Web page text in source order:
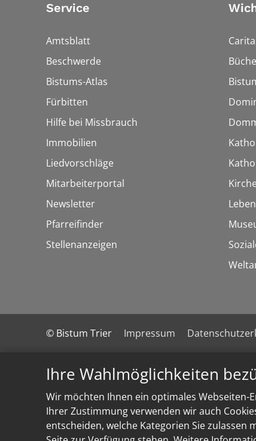
Ihre Wahlmöglichkeiten
Wir möchten Ihnen ein optimales Webseiten-
Ihrer Zustimmung verwenden wir auch
entscheiden, welche Kategorien Sie
Service
Amtsblatt
Beschwerde
Bistums-Atlas
Fürbitten
Hilfe bei Missbrauch
Immobilien
Liedvorschläge
Mitarbeiterportal
Newsletter
Pfarreifinder
Stellenanzeigen
© Bistum Trier Impressum